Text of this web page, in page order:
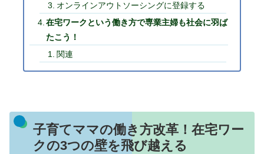
オンラインアウトソーシングに登録する
在宅ワークという働き方で専業主婦も社会に羽ば
たこう！
関連
子育てママの働き方改革！在宅ワー
クの3つの壁を飛び越える